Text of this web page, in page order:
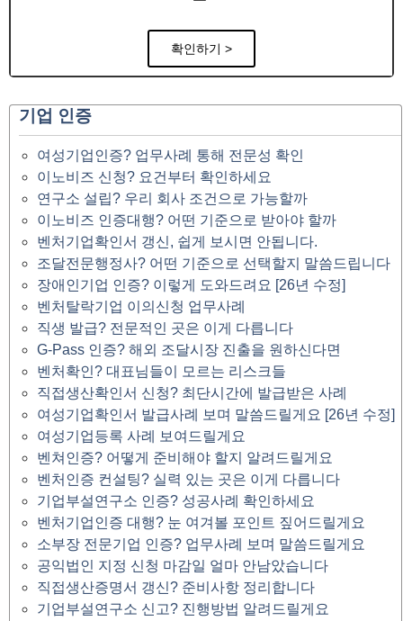
확인하기 >
기업 인증
여성기업인증? 업무사례 통해 전문성 확인
이노비즈 신청? 요건부터 확인하세요
연구소 설립? 우리 회사 조건으로 가능할까
이노비즈 인증대행? 어떤 기준으로 받아야 할까
벤처기업확인서 갱신, 쉽게 보시면 안됩니다.
조달전문행정사? 어떤 기준으로 선택할지 말씀드립니다
장애인기업 인증? 이렇게 도와드려요 [26년 수정]
벤처탈락기업 이의신청 업무사례
직생 발급? 전문적인 곳은 이게 다릅니다
G-Pass 인증? 해외 조달시장 진출을 원하신다면
벤처확인? 대표님들이 모르는 리스크들
직접생산확인서 신청? 최단시간에 발급받은 사례
여성기업확인서 발급사례 보며 말씀드릴게요 [26년 수정]
여성기업등록 사례 보여드릴게요
벤쳐인증? 어떻게 준비해야 할지 알려드릴게요
벤처인증 컨설팅? 실력 있는 곳은 이게 다릅니다
기업부설연구소 인증? 성공사례 확인하세요
벤처기업인증 대행? 눈 여겨볼 포인트 짚어드릴게요
소부장 전문기업 인증? 업무사례 보며 말씀드릴게요
공익법인 지정 신청 마감일 얼마 안남았습니다
직접생산증명서 갱신? 준비사항 정리합니다
기업부설연구소 신고? 진행방법 알려드릴게요